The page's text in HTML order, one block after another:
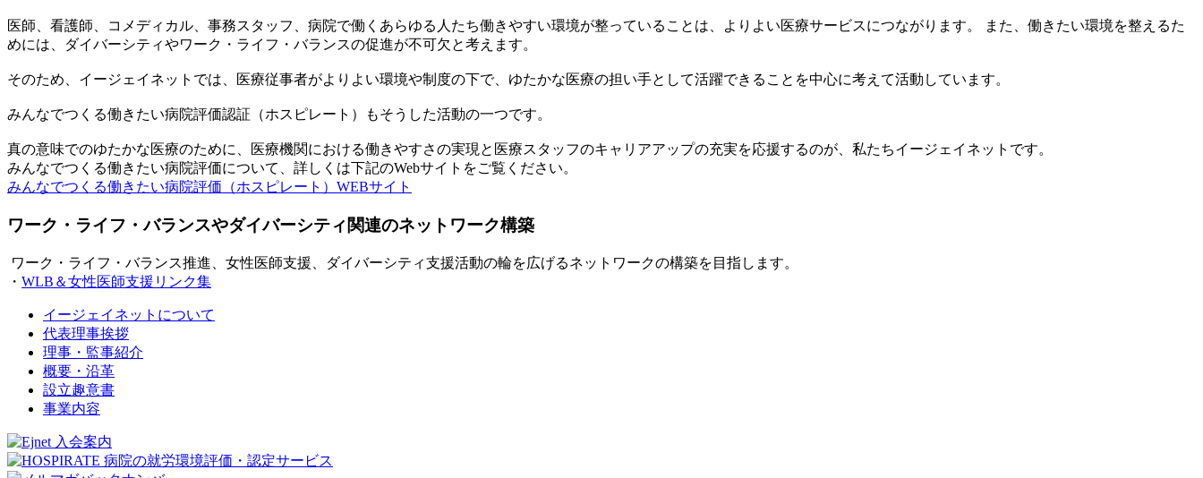
医師、看護師、コメディカル、事務スタッフ、病院で働くあらゆる人たち働きやすい環境が整っていることは、よりよい医療サービスにつながります。 また、働きたい環境を整えるた
めには、ダイバーシティやワーク・ライフ・バランスの促進が不可欠と考えます。
そのため、イージェイネットでは、医療従事者がよりよい環境や制度の下で、ゆたかな医療の担い手として活躍できることを中心に考えて活動しています。
みんなでつくる働きたい病院評価認証（ホスピレート）もそうした活動の一つです。
真の意味でのゆたかな医療のために、医療機関における働きやすさの実現と医療スタッフのキャリアアップの充実を応援するのが、私たちイージェイネットです。
みんなでつくる働きたい病院評価について、詳しくは下記のWebサイトをご覧ください。
みんなでつくる働きたい病院評価（ホスピレート）WEBサイト
ワーク・ライフ・バランスやダイバーシティ関連のネットワーク構築
ワーク・ライフ・バランス推進、女性医師支援、ダイバーシティ支援活動の輪を広げるネットワークの構築を目指します。
・ WLB＆女性医師支援リンク集
イージェイネットについて
代表理事挨拶
理事・監事紹介
概要・沿革
設立趣意書
事業内容